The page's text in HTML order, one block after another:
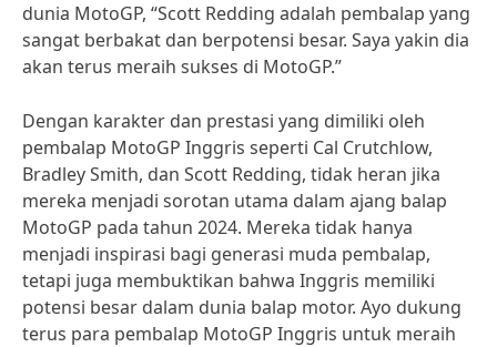
dunia MotoGP, “Scott Redding adalah pembalap yang
sangat berbakat dan berpotensi besar. Saya yakin dia
akan terus meraih sukses di MotoGP.”
Dengan karakter dan prestasi yang dimiliki oleh
pembalap MotoGP Inggris seperti Cal Crutchlow,
Bradley Smith, dan Scott Redding, tidak heran jika
mereka menjadi sorotan utama dalam ajang balap
MotoGP pada tahun 2024. Mereka tidak hanya
menjadi inspirasi bagi generasi muda pembalap,
tetapi juga membuktikan bahwa Inggris memiliki
potensi besar dalam dunia balap motor. Ayo dukung
terus para pembalap MotoGP Inggris untuk meraih